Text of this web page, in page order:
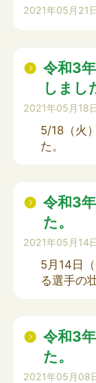
2021年05月21
令和3
しまし
2021年05月18
5/18（火
た。
令和3
た。
2021年05月14
5月14日
る選手の
令和3
た。
2021年05月08